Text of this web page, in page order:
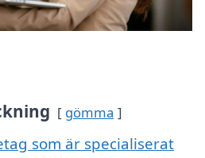
gömma
som är specialiserat